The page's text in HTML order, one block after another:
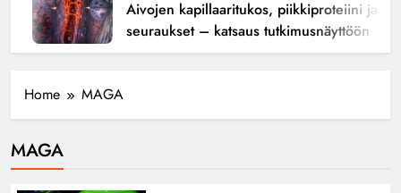
Aivojen kapillaaritukos, piikkiproteiini ja
seuraukset – katsaus tutkimusnäyttöön
Home MAGA
MAGA